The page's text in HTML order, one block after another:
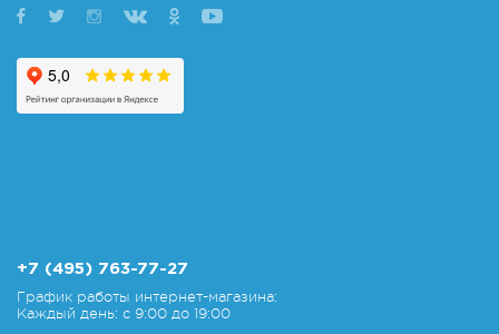
+7 (495) 763-77-27
График работы интернет-магазина:
Каждый день: с 9:00 до 19:00